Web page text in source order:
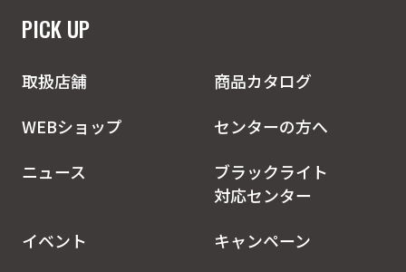
PICK UP
取扱店舗
商品カタログ
WEBショップ
センターの方へ
ニュース
ブラックライト
対応センター
イベント
キャンペーン